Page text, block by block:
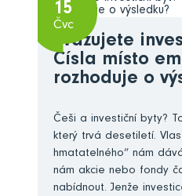
15
Čvc
Zvažujete
Čísla místo
rozhoduje o
Češi a investiční byty?
který trvá desetiletí.
hmatatelného“ nám
nám akcie nebo fondy
nabídnout. Jenže